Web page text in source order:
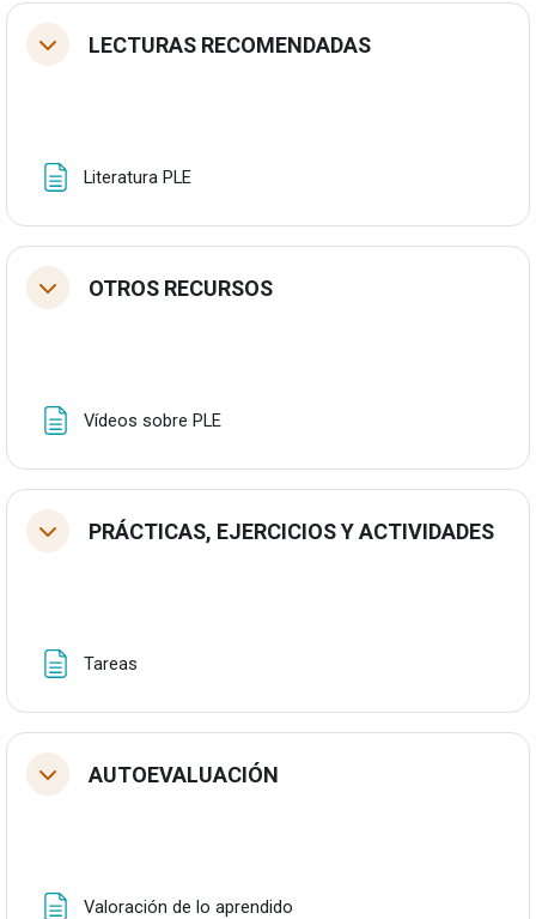
TolestuLECTURAS RECOMENDADAS
Literatura PLEOrria
TolestuOTROS RECURSOS
Vídeos sobre PLEOrria
TolestuPRÁCTICAS, EJERCICIOS Y ACTIVIDADES
Tareas
TolestuAUTOEVALUACIÓN
Valoración de lo aprendido